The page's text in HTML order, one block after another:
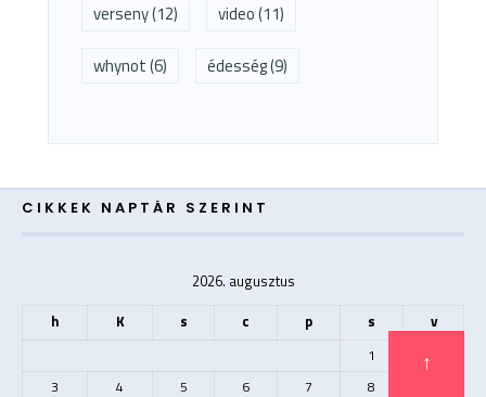
verseny(12) video(11)
whynot(6) édesség(9)
CIKKEK NAPTÁR SZERINT
2026. augusztus
h
K s c p s v
1
3
4 5 6 7 8
↑